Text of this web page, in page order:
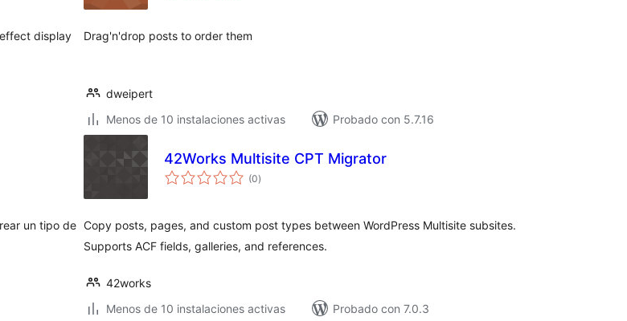
display
Drag'n'drop posts to order them
dweipert
Menos de 10 instalaciones activas
Probado con 5.7.16
un tipo de
42Works Multisite CPT Migrator
(0valoraciones
en
)
Copy posts, pages, and custom post types between WordPress Multisite subsites.
Supports ACF fields, galleries, and references.
42works
Menos de 10 instalaciones activas
Probado con 7.0.3